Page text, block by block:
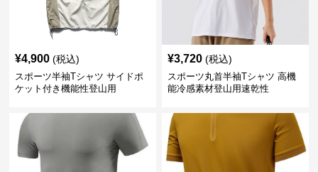
¥4,900 (税込)
スポーツ半袖Tシャツ サイドポ
ケット付き機能性登山用
¥3,720 (税込)
スポーツ丸首半袖Tシャツ 高機
能冷感素材登山用速乾性